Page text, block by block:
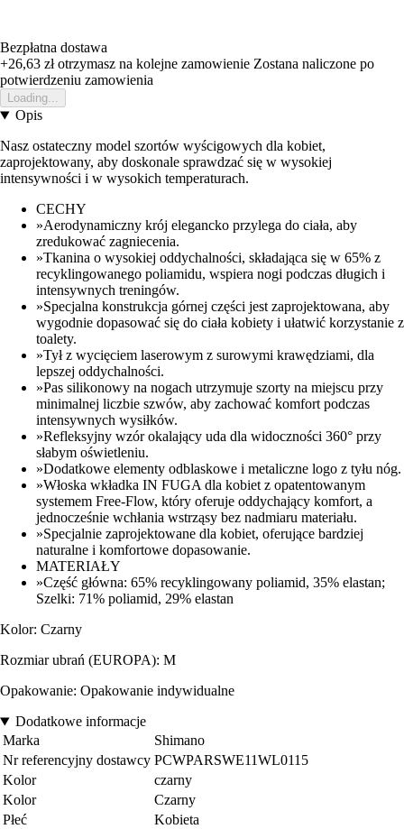
Bezpłatna dostawa
+26,63 złotrzymasz na kolejne zamowienie Zostana naliczone po
potwierdzeniu zamowienia
Loading...
Opis
Nasz ostateczny model szortów wyścigowych dla kobiet,
zaprojektowany, aby doskonale sprawdzać się w wysokiej
intensywności i w wysokich temperaturach.
CECHY
»Aerodynamiczny krój elegancko przylega do ciała, aby
zredukować zagniecenia.
»Tkanina o wysokiej oddychalności, składająca się w 65% z
recyklingowanego poliamidu, wspiera nogi podczas długich i
intensywnych treningów.
»Specjalna konstrukcja górnej części jest zaprojektowana, aby
wygodnie dopasować się do ciała kobiety i ułatwić korzystanie z
toalety.
»Tył z wycięciem laserowym z surowymi krawędziami, dla
lepszej oddychalności.
»Pas silikonowy na nogach utrzymuje szorty na miejscu przy
minimalnej liczbie szwów, aby zachować komfort podczas
intensywnych wysiłków.
»Refleksyjny wzór okalający uda dla widoczności 360° przy
słabym oświetleniu.
»Dodatkowe elementy odblaskowe i metaliczne logo z tyłu nóg.
»Włoska wkładka IN FUGA dla kobiet z opatentowanym
systemem Free-Flow, który oferuje oddychający komfort, a
jednocześnie wchłania wstrząsy bez nadmiaru materiału.
»Specjalnie zaprojektowane dla kobiet, oferujące bardziej
naturalne i komfortowe dopasowanie.
MATERIAŁY
»Część główna: 65% recyklingowany poliamid, 35% elastan;
Szelki: 71% poliamid, 29% elastan
Kolor: Czarny
Rozmiar ubrań (EUROPA): M
Opakowanie: Opakowanie indywidualne
Dodatkowe informacje
Marka
Shimano
Nr referencyjny dostawcy PCWPARSWE11WL0115
Kolor
czarny
Kolor
Czarny
Płeć
Kobieta